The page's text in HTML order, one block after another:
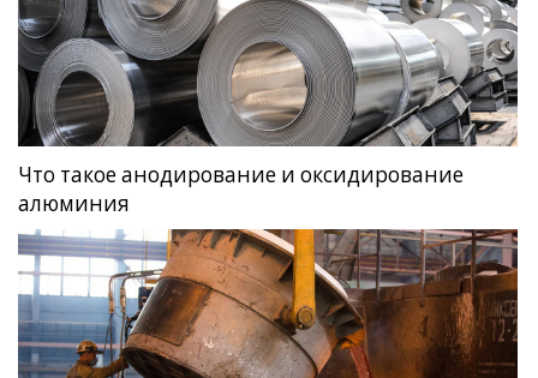
Что такое анодирование и оксидирование
алюминия